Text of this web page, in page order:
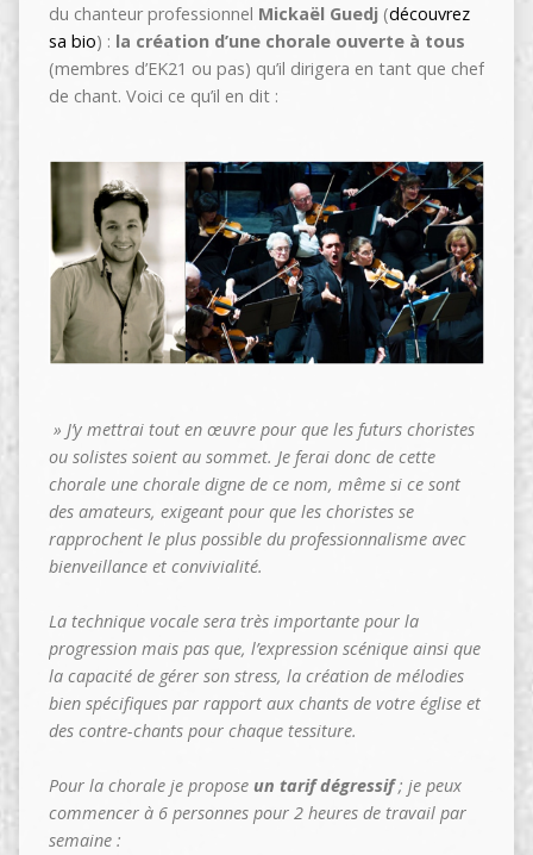
du chanteur professionnel Mickaël Guedj (découvrez
sa bio) : la création d’une chorale ouverte à tous
(membres d’EK21 ou pas) qu’il dirigera en tant que chef
de chant. Voici ce qu’il en dit :
» J’y mettrai tout en œuvre pour que les futurs choristes
ou solistes soient au sommet. Je ferai donc de cette
chorale une chorale digne de ce nom, même si ce sont
des amateurs, exigeant pour que les choristes se
rapprochent le plus possible du professionnalisme avec
bienveillance et convivialité.
La technique vocale sera très importante pour la
progression mais pas que, l’expression scénique ainsi que
la capacité de gérer son stress, la création de mélodies
bien spécifiques par rapport aux chants de votre église et
des contre-chants pour chaque tessiture.
Pour la chorale je propose un tarif dégressif; je peux
commencer à 6 personnes pour 2 heures de travail par
semaine :